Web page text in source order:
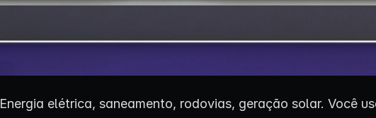
Energia elétrica, saneamento, rodovias, geração solar. Você